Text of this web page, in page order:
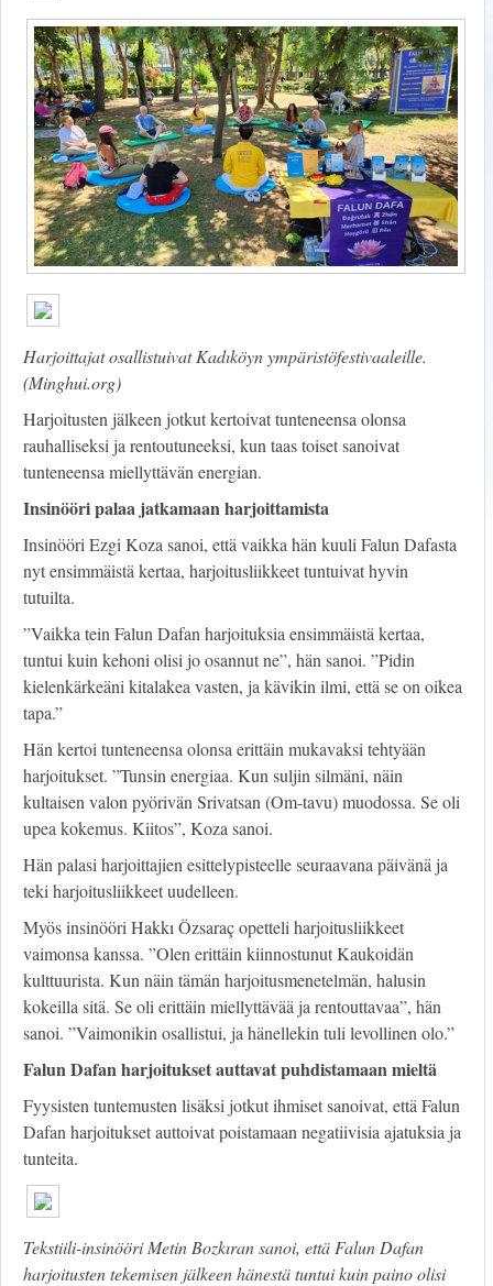
Harjoittajat osallistuivat Kadıköyn ympäristöfestivaaleille.
(Minghui.org)
Harjoitusten jälkeen jotkut kertoivat tunteneensa olonsa
rauhalliseksi ja rentoutuneeksi, kun taas toiset sanoivat
tunteneensa miellyttävän energian.
Insinööri palaa jatkamaan harjoittamista
Insinööri Ezgi Koza sanoi, että vaikka hän kuuli Falun Dafasta
nyt ensimmäistä kertaa, harjoitusliikkeet tuntuivat hyvin
tutuilta.
”Vaikka tein Falun Dafan harjoituksia ensimmäistä kertaa,
tuntui kuin kehoni olisi jo osannut ne”, hän sanoi. ”Pidin
kielenkärkeäni kitalakea vasten, ja kävikin ilmi, että se on oikea
tapa.”
Hän kertoi tunteneensa olonsa erittäin mukavaksi tehtyään
harjoitukset. ”Tunsin energiaa. Kun suljin silmäni, näin
kultaisen valon pyörivän Srivatsan (Om-tavu) muodossa. Se oli
upea kokemus. Kiitos”, Koza sanoi.
Hän palasi harjoittajien esittelypisteelle seuraavana päivänä ja
teki harjoitusliikkeet uudelleen.
Myös insinööri Hakkı Özsaraç opetteli harjoitusliikkeet
vaimonsa kanssa. ”Olen erittäin kiinnostunut Kaukoidän
kulttuurista. Kun näin tämän harjoitusmenetelmän, halusin
kokeilla sitä. Se oli erittäin miellyttävää ja rentouttavaa”, hän
sanoi. ”Vaimonikin osallistui, ja hänellekin tuli levollinen olo.”
Falun Dafan harjoitukset auttavat puhdistamaan mieltä
Fyysisten tuntemusten lisäksi jotkut ihmiset sanoivat, että Falun
Dafan harjoitukset auttoivat poistamaan negatiivisia ajatuksia ja
tunteita.
Tekstiili-insinööri Metin Bozkıran sanoi, että Falun Dafan
harjoitusten tekemisen jälkeen hänestä tuntui kuin paino olisi